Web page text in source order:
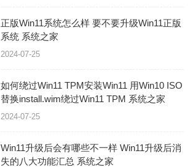
正版Win11系统怎么样 要不要升级Win11正版
系统 系统之家
2024-07-25
如何绕过Win11 TPM安装Win11 用Win10 ISO
替换install.wim绕过Win11 TPM 系统之家
2024-07-25
Win11升级后会有哪些不一样 Win11升级后消
失的八大功能汇总 系统之家